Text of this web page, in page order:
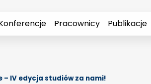
Pracownicy Publikacje
– IV edycja studiów za nami!